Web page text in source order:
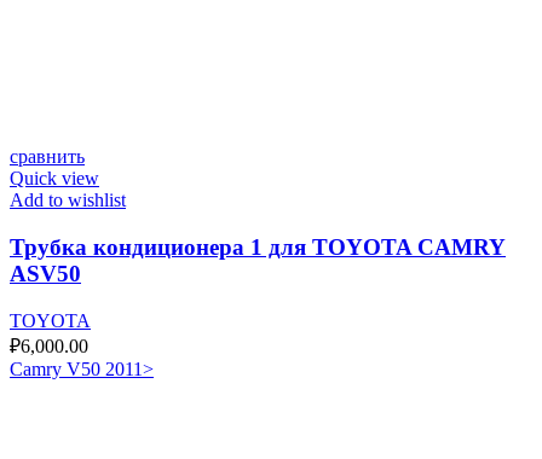
сравнить
Quick view
Add to wishlist
Трубка кондиционера 1 для TOYOTA CAMRY
ASV50
TOYOTA
₽6,000.00
Camry V50 2011>